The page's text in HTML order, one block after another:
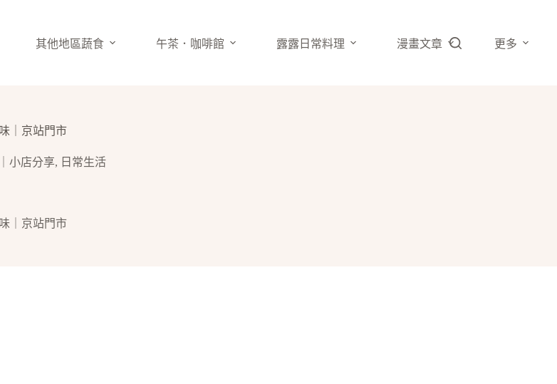
其他地區蔬食 午茶．咖啡館 露露日常料理 漫畫文章 更多
｜京站門市
小店分享, 日常生活
｜京站門市